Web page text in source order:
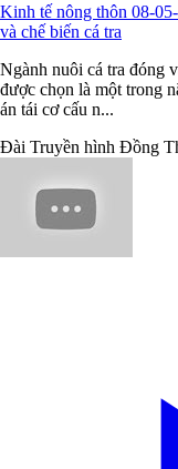
Kinh tế nông thôn 08-
và chế biến cá tra
Ngành nuôi cá tra đóng
được chọn là một trong
án tái cơ cấu n...
Đài Truyền hình Đồng